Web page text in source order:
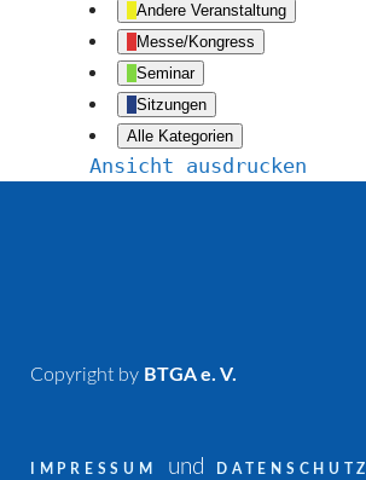
Andere Veranstaltung
Messe/Kongress
Seminar
Sitzungen
Alle Kategorien
Ansicht ausdrucken
Copyright by BTGA e. V.
IMPRESSUM und DATENSCHUTZ